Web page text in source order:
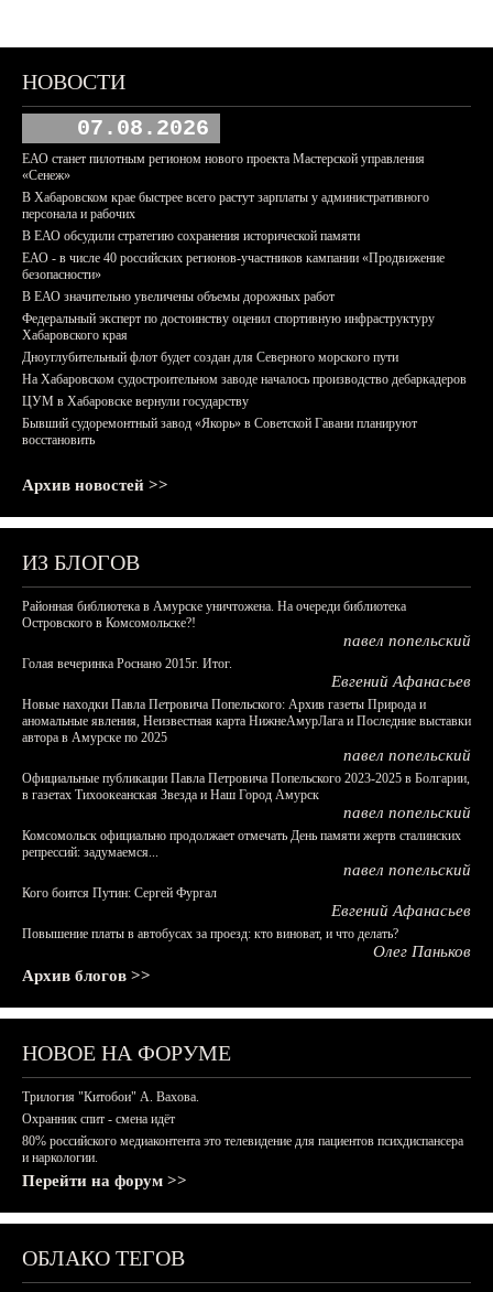
НОВОСТИ
07.08.2026
ЕАО станет пилотным регионом нового проекта Мастерской управления
«Сенеж»
В Хабаровском крае быстрее всего растут зарплаты у административного
персонала и рабочих
В ЕАО обсудили стратегию сохранения исторической памяти
ЕАО - в числе 40 российских регионов-участников кампании «Продвижение
безопасности»
В ЕАО значительно увеличены объемы дорожных работ
Федеральный эксперт по достоинству оценил спортивную инфраструктуру
Хабаровского края
Дноуглубительный флот будет создан для Северного морского пути
На Хабаровском судостроительном заводе началось производство дебаркадеров
ЦУМ в Хабаровске вернули государству
Бывший судоремонтный завод «Якорь» в Советской Гавани планируют
восстановить
Архив новостей >>
ИЗ БЛОГОВ
Районная библиотека в Амурске уничтожена. На очереди библиотека
Островского в Комсомольске?!
павел попельский
Голая вечеринка Роснано 2015г. Итог.
Евгений Афанасьев
Новые находки Павла Петровича Попельского: Архив газеты Природа и
аномальные явления, Неизвестная карта НижнеАмурЛага и Последние выставки
автора в Амурске по 2025
павел попельский
Официальные публикации Павла Петровича Попельского 2023-2025 в Болгарии,
в газетах Тихоокеанская Звезда и Наш Город Амурск
павел попельский
Комсомольск официально продолжает отмечать День памяти жертв сталинских
репрессий: задумаемся...
павел попельский
Кого боится Путин: Сергей Фургал
Евгений Афанасьев
Повышение платы в автобусах за проезд: кто виноват, и что делать?
Олег Паньков
Архив блогов >>
НОВОЕ НА ФОРУМЕ
Трилогия "Китобои" А. Вахова.
Охранник спит - смена идёт
80% российского медиаконтента это телевидение для пациентов психдиспансера
и наркологии.
Перейти на форум >>
ОБЛАКО ТЕГОВ